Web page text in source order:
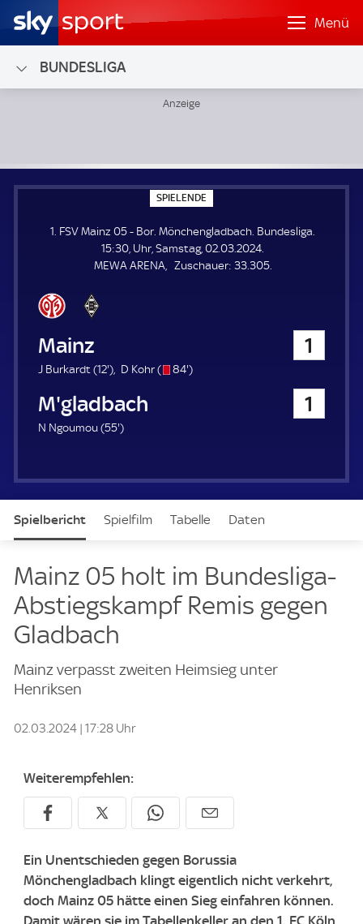
Menü
BUNDESLIGA
SPIELENDE
P
E
L
E
N
1. FSV Mainz 05 - Bor. Mönchengladbach. Bundesliga.
15:30, Uhr, Samstag, 02.03.2024.
MEWA ARENA
Zuschauer: Z
33.305.
1. FSV Mainz 05 1
J Burkardt (12'1
.
i
t
e
) D Kohr (
s84'8
t
e
)
Bor. Mönchengladbach 1
N Ngoumou (55'5
u
)
Spielbericht Spielfilm Tabelle Daten
Mainz 05 holt im Bundesliga-
Abstiegskampf Remis gegen
Gladbach
Mainz verpasst zweiten Heimsieg unter
Henriksen
02.03.2024 | 17:28 Uhr
Weiterempfehlen:
Ein Unentschieden gegen Borussia
Mönchengladbach klingt eigentlich nicht verkehrt,
doch Mainz 05 hätte einen Sieg einfahren können.